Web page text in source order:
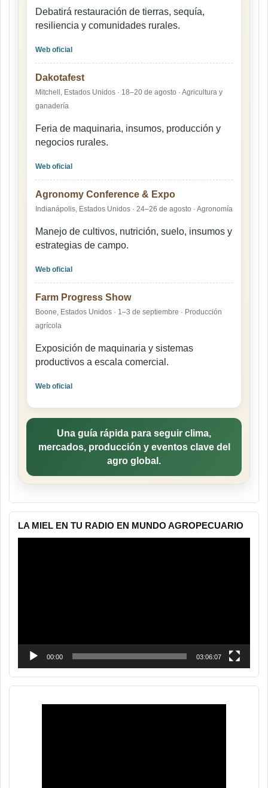
Debatirá restauración de tierras, sequía,
resiliencia y comunidades rurales.
Web oficial
Dakotafest
Mitchell, Estados Unidos · 18–20 de agosto · Agricultura y
ganadería
Feria de maquinaria, insumos, producción y
negocios rurales.
Web oficial
Agronomy Conference & Expo
Indianápolis, Estados Unidos · 24–26 de agosto · Agronomía
Manejo de cultivos, nutrición, suelo, insumos y
estrategias de campo.
Web oficial
Farm Progress Show
Boone, Estados Unidos · 1–3 de septiembre · Producción
agrícola
Exposición de maquinaria y sistemas
productivos a escala comercial.
Web oficial
Una guía rápida para seguir clima,
mercados, producción y eventos clave del
agro global.
LA MIEL EN TU RADIO EN MUNDO AGROPECUARIO
00:00 03:06:07